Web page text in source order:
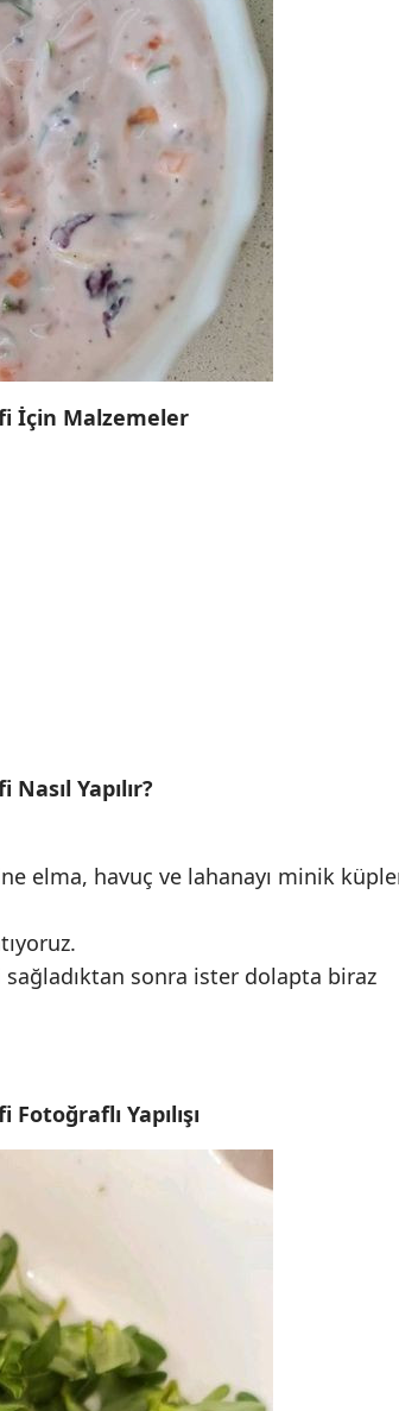
İçin Malzemeler
Yapılır?
elma, havuç ve lahanayı minik
sağladıktan sonra ister dolapta biraz
Yapılışı